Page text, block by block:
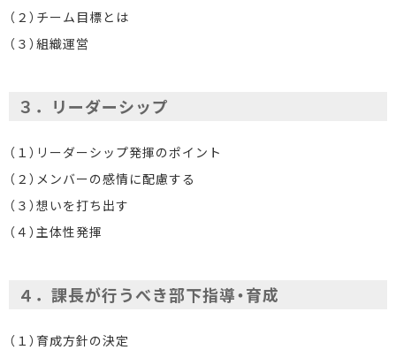
（２）チーム目標とは
（３）組織運営
３．リーダーシップ
（１）リーダーシップ発揮のポイント
（２）メンバーの感情に配慮する
（３）想いを打ち出す
（４）主体性発揮
４．課長が行うべき部下指導・育成
（１）育成方針の決定